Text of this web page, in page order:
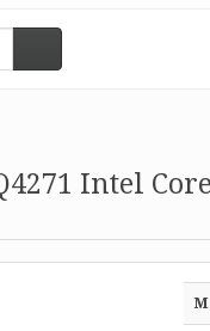
Intel Core